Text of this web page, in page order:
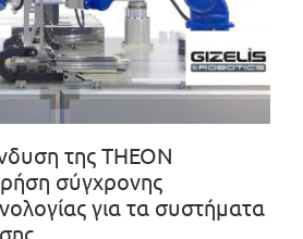
της ΤΗΕΟΝ
σύγχρονης
για τα συστήματα